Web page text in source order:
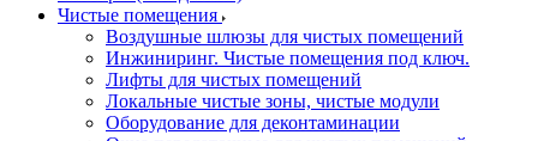
Чистые помещения
Воздушные шлюзы для чистых помещений
Инжиниринг. Чистые помещения под ключ.
Лифты для чистых помещений
Локальные чистые зоны, чистые модули
Оборудование для деконтаминации